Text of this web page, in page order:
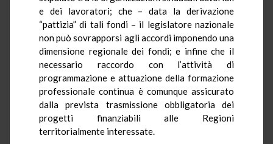
e dei lavoratori; che – data la derivazione
“pattizia” di tali fondi – il legislatore nazionale
non può sovrapporsi agli accordi imponendo una
dimensione regionale dei fondi; e infine che il
necessario raccordo con l’attività di
programmazione e attuazione della formazione
professionale continua è comunque assicurato
dalla prevista trasmissione obbligatoria dei
progetti finanziabili alle Regioni
territorialmente interessate.